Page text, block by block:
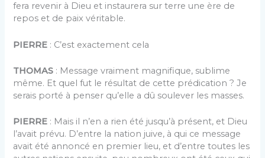
fera revenir à Dieu et instaurera sur terre une ère de
repos et de paix véritable.
PIERRE : C’est exactement cela
THOMAS : Message vraiment magnifique, sublime
même. Et quel fut le résultat de cette prédication ? Je
serais porté à penser qu’elle a dû soulever les masses.
PIERRE : Mais il n’en a rien été jusqu’à présent, et Dieu
l’avait prévu. D’entre la nation juive, à qui ce message
avait été annoncé en premier lieu, et d’entre toutes les